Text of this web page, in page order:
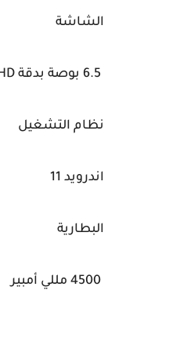
الشاشة
نظام التشغيل
اندرويد 11
البطارية